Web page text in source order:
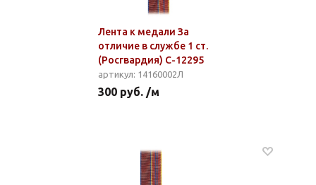
Лента к медали За
отличие в службе 1 ст.
(Росгвардия) С-12295
артикул: 14160002Л
300 руб. /м